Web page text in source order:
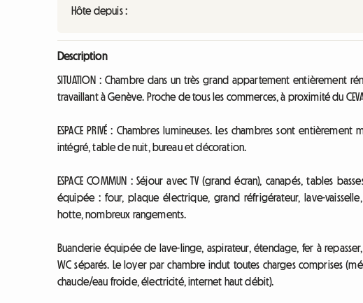
Hôte depuis :
Description
SITUATION : Chambre dans un très grand appartement
travaillant à Genève. Proche de tous les commerces, à proximité du
ESPACE PRIVÉ : Chambres lumineuses. Les chambres sont
intégré, table de nuit, bureau et décoration.
ESPACE COMMUN : Séjour avec TV (grand écran), canapés, tables
équipée : four, plaque électrique, grand réfrigérateur, lave-
hotte, nombreux rangements.
Buanderie équipée de lave-linge, aspirateur, étendage, fer à
WC séparés. Le loyer par chambre inclut toutes charges comprises
chaude/eau froide, électricité, internet haut débit).